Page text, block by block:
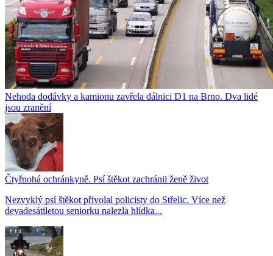
Nehoda dodávky a kamionu zavřela dálnici D1 na Brno. Dva lidé
jsou zranění
Čtyřnohá ochránkyně. Psí štěkot zachránil ženě život
Nezvyklý psí štěkot přivolal policisty do Střelic. Více než
devadesátiletou seniorku nalezla hlídka...